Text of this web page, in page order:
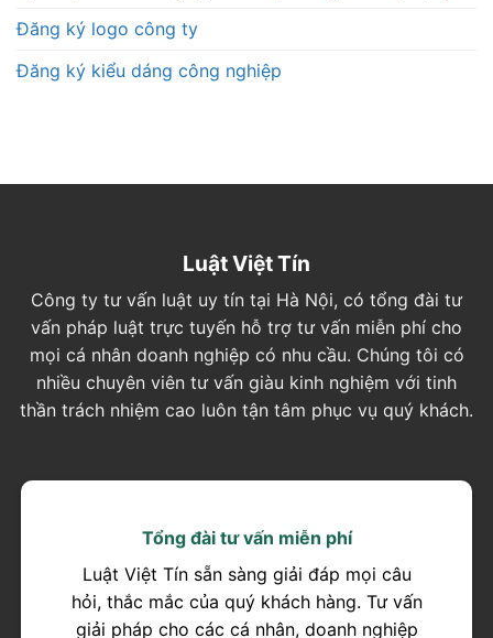
Đăng ký logo công ty
Đăng ký kiểu dáng công nghiệp
Luật Việt Tín
Công ty tư vấn luật uy tín tại Hà Nội, có tổng đài tư
vấn pháp luật trực tuyến hỗ trợ tư vấn miễn phí cho
mọi cá nhân doanh nghiệp có nhu cầu. Chúng tôi có
nhiều chuyên viên tư vấn giàu kinh nghiệm với tinh
thần trách nhiệm cao luôn tận tâm phục vụ quý khách.
Tổng đài tư vấn miễn phí
Luật Việt Tín sẵn sàng giải đáp mọi câu
hỏi, thắc mắc của quý khách hàng. Tư vấn
giải pháp cho các cá nhân, doanh nghiệp